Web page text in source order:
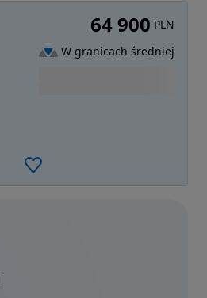
64 900 PLN
W granicach średniej